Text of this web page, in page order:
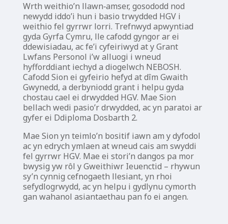
Wrth weithio’n llawn‑amser, gosododd nod
newydd iddo’i hun i basio trwydded HGV i
weithio fel gyrrwr lorri. Trefnwyd apwyntiad
gyda Gyrfa Cymru, lle cafodd gyngor ar ei
ddewisiadau, ac fe’i cyfeiriwyd at y Grant
Lwfans Personol i’w alluogi i wneud
hyfforddiant iechyd a diogelwch NEBOSH.
Cafodd Sion ei gyfeirio hefyd at dîm Gwaith
Gwynedd, a derbyniodd grant i helpu gyda
chostau cael ei drwydded HGV. Mae Sion
bellach wedi pasio’r drwydded, ac yn paratoi ar
gyfer ei Ddiploma Dosbarth 2.
Mae Sion yn teimlo’n bositif iawn am y dyfodol
ac yn edrych ymlaen at wneud cais am swyddi
fel gyrrwr HGV. Mae ei stori’n dangos pa mor
bwysig yw rôl y Gweithiwr Ieuenctid – rhywun
sy’n cynnig cefnogaeth llesiant, yn rhoi
sefydlogrwydd, ac yn helpu i gydlynu cymorth
gan wahanol asiantaethau pan fo ei angen.